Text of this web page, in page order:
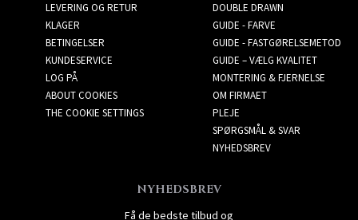
LEVERING OG RETUR
KLAGER
BETINGELSER
KUNDESERVICE
LOG PÅ
ABOUT COOKIES
THE COOKIE SETTINGS
DOUBLE DRAWN
GUIDE - FARVE
GUIDE - FASTGØRELSEMETOD
GUIDE – VÆLG KVALITET
MONTERING & FJERNELSE
OM FIRMAET
PLEJE
SPØRGSMÅL & SVAR
NYHEDSBREV
NYHEDSBREV
Få de bedste tilbud og